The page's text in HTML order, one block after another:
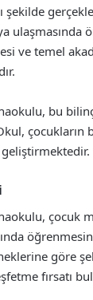
şekilde
ve temel
bu
çocukların
çocuk
göre
fırsatı